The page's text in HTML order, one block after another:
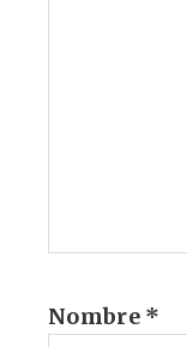
Nombre *